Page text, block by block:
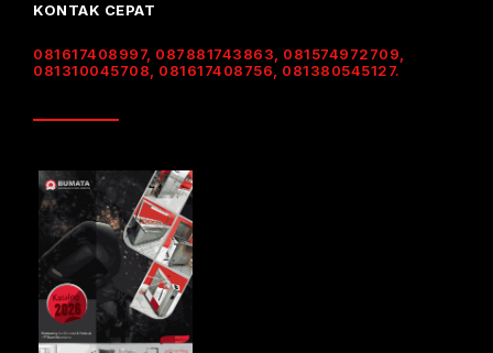
KONTAK CEPAT
081617408997, 087881743863, 081574972709,
081310045708, 081617408756, 081380545127.